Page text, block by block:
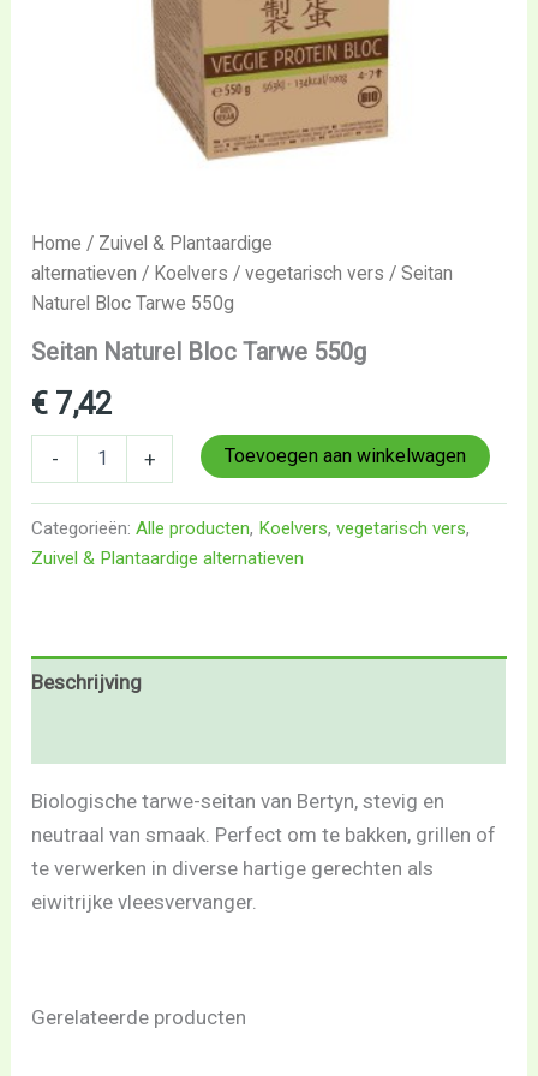
Home / Zuivel & Plantaardige
alternatieven / Koelvers /vegetarisch vers / Seitan
Naturel Bloc Tarwe 550g
Seitan Naturel Bloc Tarwe 550g
€ 7,42
- + Toevoegen aan winkelwagen
Categorieën:Alle producten, Koelvers,vegetarisch vers,
Zuivel & Plantaardige alternatieven
Beschrijving
Biologische tarwe-seitan van Bertyn, stevig en
neutraal van smaak. Perfect om te bakken, grillen of
te verwerken in diverse hartige gerechten als
eiwitrijke vleesvervanger.
Gerelateerde producten